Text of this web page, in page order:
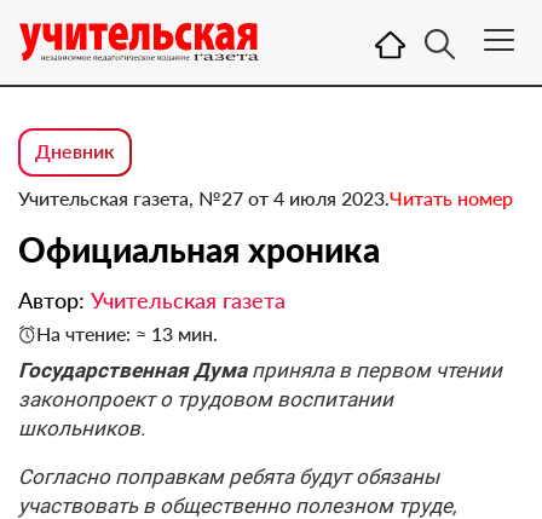
Дневник
Учительская газета, №27 от 4 июля 2023.Читать номер
Официальная хроника
Автор: Учительская газета
На чтение: ≈ 13 мин.
Государственная Думаприняла в первом чтении
законопроект о трудовом воспитании
школьников.
Согласно поправкам ребята будут обязаны
участвовать в общественно полезном труде,